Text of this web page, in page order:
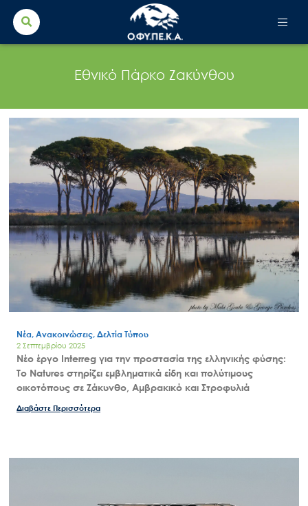
Search
for:
Εθνικό Πάρκο Ζακύνθου
Νέα, Ανακοινώσεις, Δελτία Τύπου
2 Σεπτεμβρίου 2025
Νέο έργο Interreg για την προστασία της ελληνικής φύσης:
Το Natures στηρίζει εμβληματικά είδη και πολύτιμους
οικοτόπους σε Ζάκυνθο, Αμβρακικό και Στροφυλιά
Διαβάστε Περισσότερα